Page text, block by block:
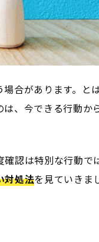
合があります。と
、今できる行動か
認は特別な行動で
対処法を見ていきま